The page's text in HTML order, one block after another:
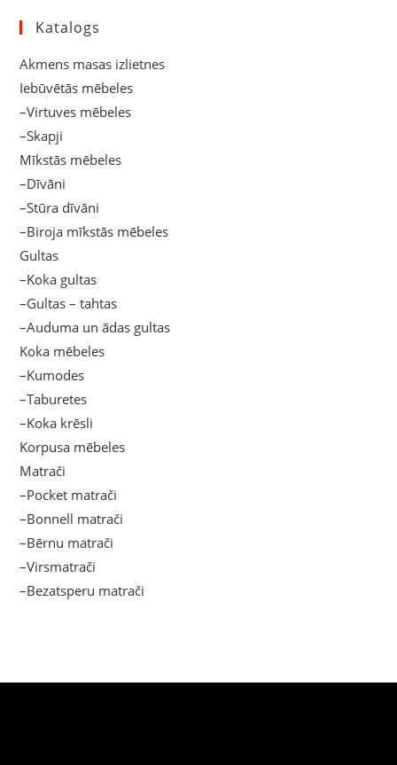
Katalogs
Akmens masas izlietnes
Iebūvētās mēbeles
–Virtuves mēbeles
–Skapji
Mīkstās mēbeles
–Dīvāni
–Stūra dīvāni
–Biroja mīkstās mēbeles
Gultas
–Koka gultas
–Gultas – tahtas
–Auduma un ādas gultas
Koka mēbeles
–Kumodes
–Taburetes
–Koka krēsli
Korpusa mēbeles
Matrači
–Pocket matrači
–Bonnell matrači
–Bērnu matrači
–Virsmatrači
–Bezatsperu matrači